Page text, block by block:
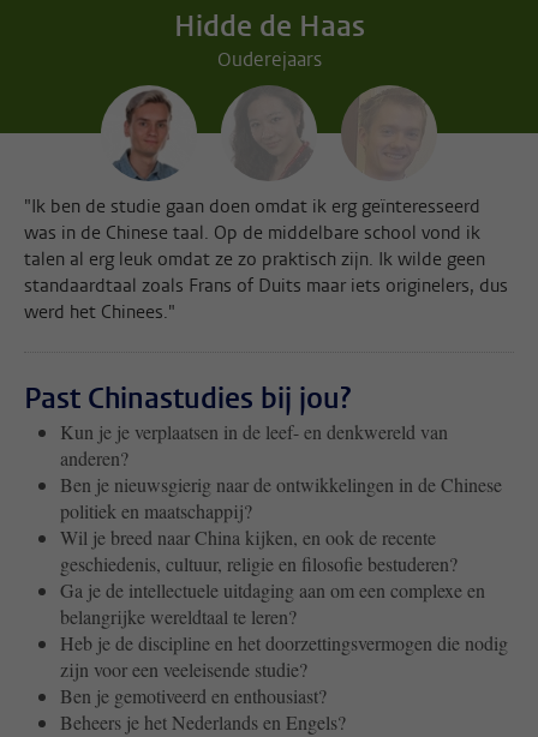
Hidde de Haas
Ouderejaars
"Ik ben de studie gaan doen omdat ik erg geïnteresseerd
was in de Chinese taal. Op de middelbare school vond ik
talen al erg leuk omdat ze zo praktisch zijn. Ik wilde geen
standaardtaal zoals Frans of Duits maar iets originelers, dus
werd het Chinees."
Past Chinastudies bij jou?
Kun je je verplaatsen in de leef- en denkwereld van
anderen?
Ben je nieuwsgierig naar de ontwikkelingen in de Chinese
politiek en maatschappij?
Wil je breed naar China kijken, en ook de recente
geschiedenis, cultuur, religie en filosofie bestuderen?
Ga je de intellectuele uitdaging aan om een complexe en
belangrijke wereldtaal te leren?
Heb je de discipline en het doorzettingsvermogen die nodig
zijn voor een veeleisende studie?
Ben je gemotiveerd en enthousiast?
Beheers je het Nederlands en Engels?